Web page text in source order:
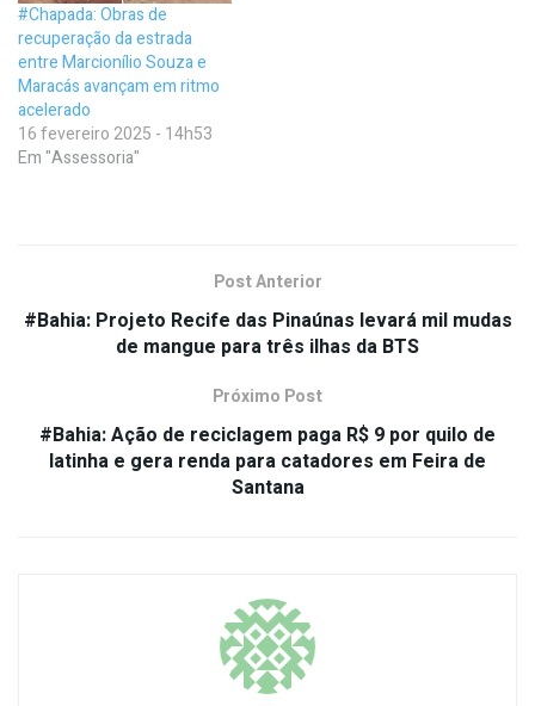
#Chapada: Obras de
recuperação da estrada
entre Marcionílio Souza e
Maracás avançam em ritmo
acelerado
16 fevereiro 2025 - 14h53
Em "Assessoria"
Post Anterior
#Bahia: Projeto Recife das Pinaúnas levará mil mudas
de mangue para três ilhas da BTS
Próximo Post
#Bahia: Ação de reciclagem paga R$ 9 por quilo de
latinha e gera renda para catadores em Feira de
Santana